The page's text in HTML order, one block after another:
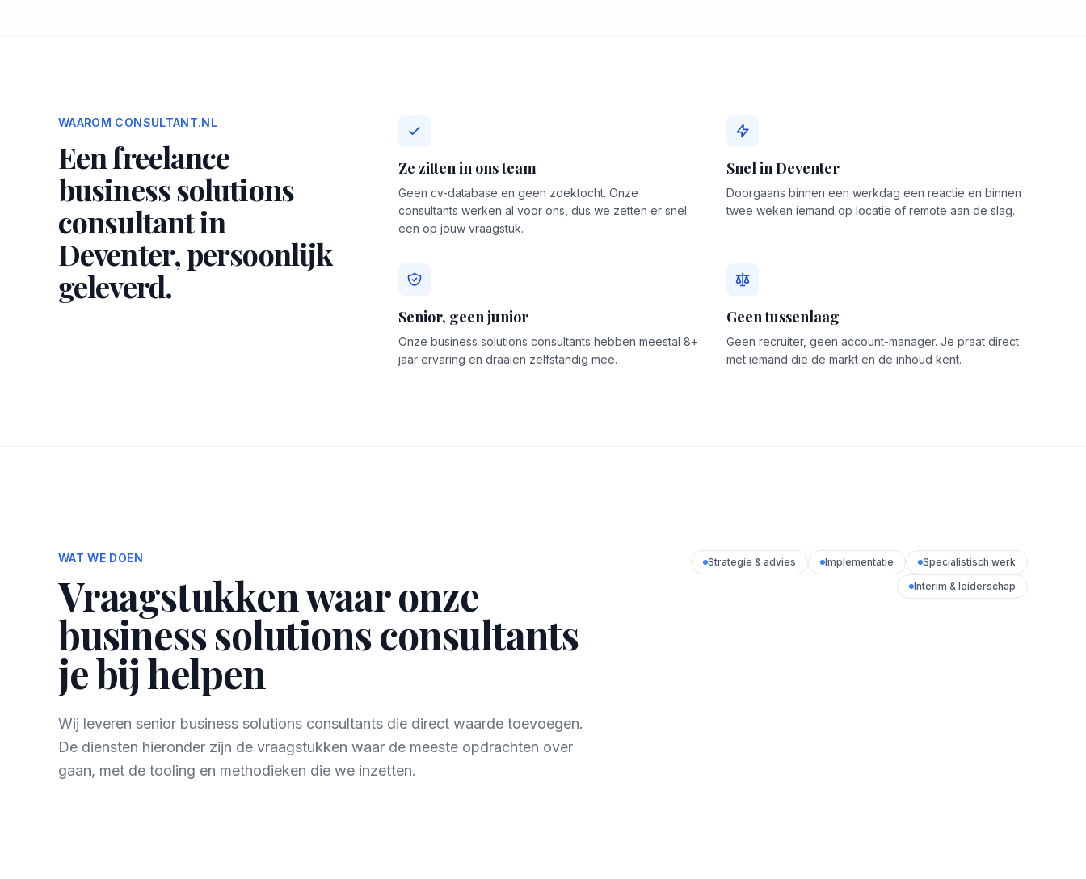
WAAROM CONSULTANT.NL
Een freelance
business solutions
consultant in
Deventer, persoonlijk
geleverd.
Ze zitten in ons team
Geen cv-database en geen zoektocht. Onze
consultants werken al voor ons, dus we zetten er snel
een op jouw vraagstuk.
Snel in Deventer
Doorgaans binnen een werkdag een reactie en binnen
twee weken iemand op locatie of remote aan de slag.
Senior, geen junior
Onze business solutions consultants hebben meestal 8+
jaar ervaring en draaien zelfstandig mee.
Geen tussenlaag
Geen recruiter, geen account-manager. Je praat direct
met iemand die de markt en de inhoud kent.
WAT WE DOEN
Vraagstukken waar onze
business solutions consultants
je bij helpen
Wij leveren senior business solutions consultants die direct waarde toevoegen.
De diensten hieronder zijn de vraagstukken waar de meeste opdrachten over
gaan, met de tooling en methodieken die we inzetten.
Strategie & advies Implementatie
Specialistisch werk
Interim & leiderschap